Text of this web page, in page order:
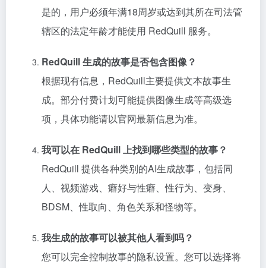
是的，用户必须年满18周岁或达到其所在司法管
辖区的法定年龄才能使用 RedQuill 服务。
RedQuill 生成的故事是否包含图像？
根据现有信息，RedQuill主要提供文本故事生
成。部分付费计划可能提供图像生成等高级选
项，具体功能请以官网最新信息为准。
我可以在 RedQuill 上找到哪些类型的故事？
RedQuill 提供各种类别的AI生成故事，包括同
人、视频游戏、癖好与性癖、性行为、变身、
BDSM、性取向、角色关系和怪物等。
我生成的故事可以被其他人看到吗？
您可以完全控制故事的隐私设置。您可以选择将